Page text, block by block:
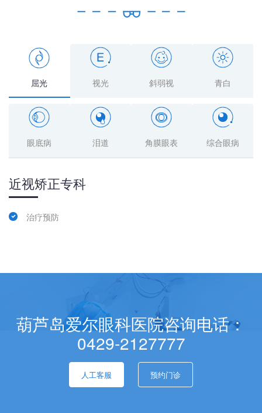
屈光 视光 斜弱视 青白
眼底病 泪道 角膜眼表 综合眼病
近视矫正专科
治疗预防
葫芦岛爱尔眼科医院咨询电话：
0429-2127777
人工客服 预约门诊